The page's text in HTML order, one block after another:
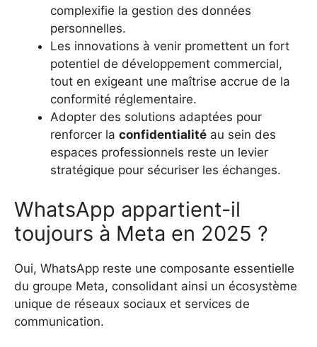
complexifie la gestion des données
personnelles.
Les innovations à venir promettent un fort
potentiel de développement commercial,
tout en exigeant une maîtrise accrue de la
conformité réglementaire.
Adopter des solutions adaptées pour
renforcer la confidentialité au sein des
espaces professionnels reste un levier
stratégique pour sécuriser les échanges.
WhatsApp appartient-il
toujours à Meta en 2025 ?
Oui, WhatsApp reste une composante essentielle
du groupe Meta, consolidant ainsi un écosystème
unique de réseaux sociaux et services de
communication.